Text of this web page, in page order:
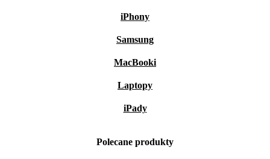
iPhony
Samsung
MacBooki
Laptopy
iPady
Polecane produkty